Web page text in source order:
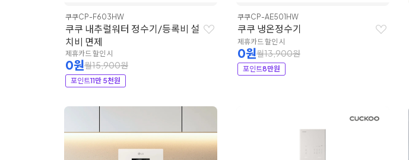
쿠쿠CP-F603HW
쿠쿠 내추럴워터 정수기/등록비 설
치비 면제
제휴카드 할인 시
0원월15,900원
포인트11만 5천원
쿠쿠CP-AE501HW
쿠쿠 냉온정수기
제휴카드 할인 시
0원월13,900원
포인트8만원